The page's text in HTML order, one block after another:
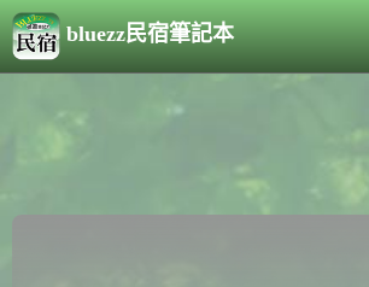
bluezz民宿筆記本